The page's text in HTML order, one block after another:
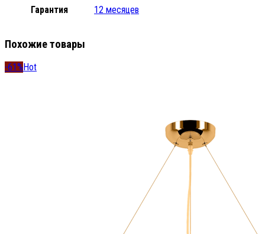
Гарантия 12 месяцев
Похожие товары
-61% Hot